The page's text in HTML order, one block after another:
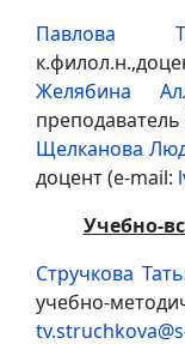
Павлова
Желябина
преподаватель
Щелканова
доцент (e-mail:
Учебно-
Стручкова
учебно-